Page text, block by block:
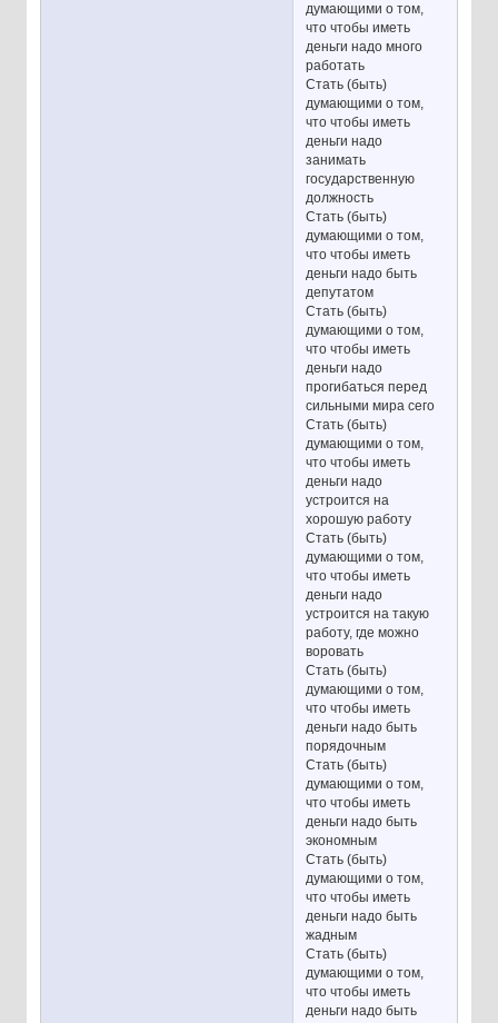
думающими о том,
что чтобы иметь
деньги надо много
работать
Стать (быть)
думающими о том,
что чтобы иметь
деньги надо
занимать
государственную
должность
Стать (быть)
думающими о том,
что чтобы иметь
деньги надо быть
депутатом
Стать (быть)
думающими о том,
что чтобы иметь
деньги надо
прогибаться перед
сильными мира сего
Стать (быть)
думающими о том,
что чтобы иметь
деньги надо
устроится на
хорошую работу
Стать (быть)
думающими о том,
что чтобы иметь
деньги надо
устроится на такую
работу, где можно
воровать
Стать (быть)
думающими о том,
что чтобы иметь
деньги надо быть
порядочным
Стать (быть)
думающими о том,
что чтобы иметь
деньги надо быть
экономным
Стать (быть)
думающими о том,
что чтобы иметь
деньги надо быть
жадным
Стать (быть)
думающими о том,
что чтобы иметь
деньги надо быть